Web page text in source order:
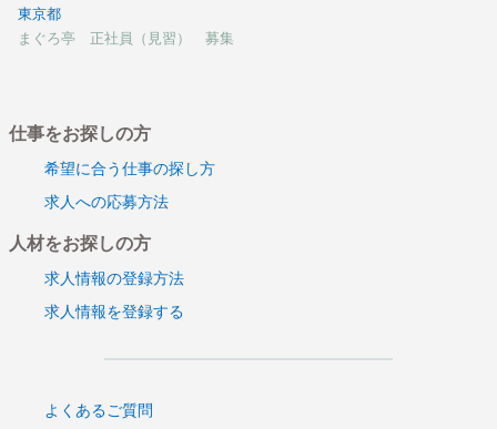
東京都
まぐろ亭 正社員（見習） 募集
仕事をお探しの方
希望に合う仕事の探し方
求人への応募方法
人材をお探しの方
求人情報の登録方法
求人情報を登録する
よくあるご質問